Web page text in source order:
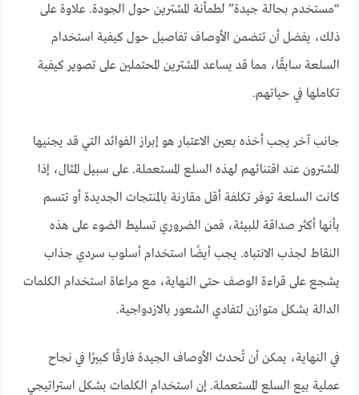
“مستخدم بحالة جيدة” لطمأنة المشترين حول الجودة. علاوة على
ذلك، يفضل أن تتضمن الأوصاف تفاصيل حول كيفية استخدام
السلعة سابقًا، مما قد يساعد المشترين المحتملين على تصوير كيفية
تكاملها في حياتهم.
جانب آخر يجب أخذه بعين الاعتبار هو إبراز الفوائد التي قد يجنيها
المشترون عند اقتنائهم لهذه السلع المستعملة. على سبيل المثال، إذا
كانت السلعة توفر تكلفة أقل مقارنة بالمنتجات الجديدة أو تتسم
بأنها أكثر صداقة للبيئة، فمن الضروري تسليط الضوء على هذه
النقاط لجذب الانتباه. يجب أيضًا استخدام أسلوب سردي جذاب
يشجع على قراءة الوصف حتى النهاية، مع مراعاة استخدام الكلمات
الدالة بشكل متوازن لتفادي الشعور بالازدواجية.
في النهاية، يمكن أن تُحدث الأوصاف الجيدة فارقًا كبيرًا في نجاح
عملية بيع السلع المستعملة. إن استخدام الكلمات بشكل استراتيجي